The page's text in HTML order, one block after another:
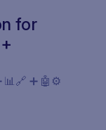
for
📊🔗 ➕ 🤖⚙️